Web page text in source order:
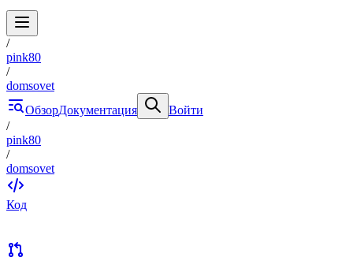
/
pink80
/
domsovet
ОбзорДокументация
Войти
/
pink80
/
domsovet
Код